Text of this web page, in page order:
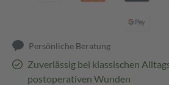
Persönliche Beratung
Zuverlässig bei klassischen
postoperativen Wunden